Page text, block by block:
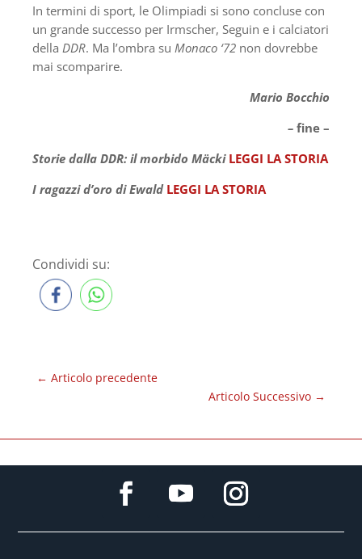
In termini di sport, le Olimpiadi si sono concluse con
un grande successo per Irmscher, Seguin e i calciatori
della DDR. Ma l’ombra su Monaco ‘72 non dovrebbe
mai scomparire.
Mario Bocchio
– fine –
Storie dalla DDR: il morbido Mäcki LEGGI LA STORIA
I ragazzi d’oro di Ewald LEGGI LA STORIA
Condividi su:
← Articolo precedente
Articolo Successivo →